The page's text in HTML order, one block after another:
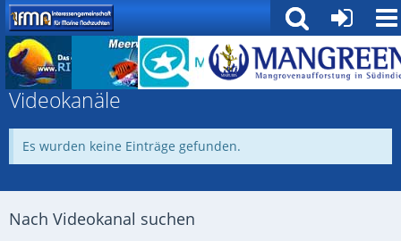
Medienverwaltung
Videokanäle
Es wurden keine Einträge gefunden.
Nach Videokanal suchen